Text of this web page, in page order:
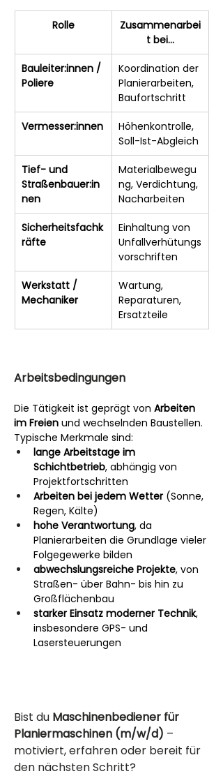
Rolle
Zusammenarbei
t bei…
Bauleiter:innen /
Poliere
Koordination der
Planierarbeiten,
Baufortschritt
Vermesser:innen
Höhenkontrolle,
Soll-Ist-Abgleich
Tief- und
Straßenbauer:in
nen
Materialbewegu
ng, Verdichtung,
Nacharbeiten
Sicherheitsfachk
räfte
Einhaltung von
Unfallverhütungs
vorschriften
Werkstatt /
Mechaniker
Wartung,
Reparaturen,
Ersatzteile
Arbeitsbedingungen
Die Tätigkeit ist geprägt von Arbeiten
im Freien und wechselnden Baustellen.
Typische Merkmale sind:
lange Arbeitstage im
Schichtbetrieb, abhängig von
Projektfortschritten
Arbeiten bei jedem Wetter (Sonne,
Regen, Kälte)
hohe Verantwortung, da
Planierarbeiten die Grundlage vieler
Folgegewerke bilden
abwechslungsreiche Projekte, von
Straßen- über Bahn- bis hin zu
Großflächenbau
starker Einsatz moderner Technik,
insbesondere GPS- und
Lasersteuerungen
Bist du Maschinenbediener für
Planiermaschinen (m/w/d) –
motiviert, erfahren oder bereit für
den nächsten Schritt?